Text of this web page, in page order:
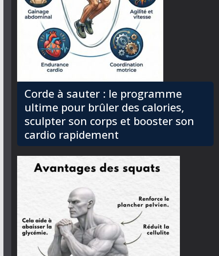
Corde à sauter : le programme
ultime pour brûler des calories,
sculpter son corps et booster son
cardio rapidement